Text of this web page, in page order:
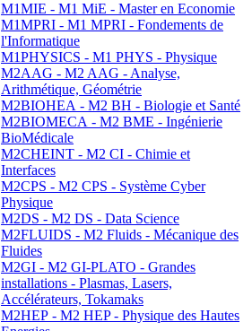
M1MIE - M1 MiE - Master en Economie
M1MPRI - M1 MPRI - Fondements de
l'Informatique
M1PHYSICS - M1 PHYS - Physique
M2AAG - M2 AAG - Analyse,
Arithmétique, Géométrie
M2BIOHEA - M2 BH - Biologie et Santé
M2BIOMECA - M2 BME - Ingénierie
BioMédicale
M2CHEINT - M2 CI - Chimie et
Interfaces
M2CPS - M2 CPS - Système Cyber
Physique
M2DS - M2 DS - Data Science
M2FLUIDS - M2 Fluids - Mécanique des
Fluides
M2GI - M2 GI-PLATO - Grandes
installations - Plasmas, Lasers,
Accélérateurs, Tokamaks
M2HEP - M2 HEP - Physique des Hautes